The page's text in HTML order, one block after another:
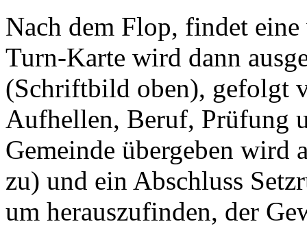
Nach dem Flop, findet
Turn-Karte wird dann
(Schriftbild oben), gefolgt
Aufhellen, Beruf, Prüfung
Gemeinde übergeben wird
zu) und ein Abschluss
um herauszufinden, der